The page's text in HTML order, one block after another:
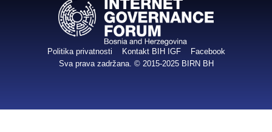
Politika privatnosti Kontakt BIH IGF
Facebook
Sva prava zadržana. © 2015-2025 BIRN BH